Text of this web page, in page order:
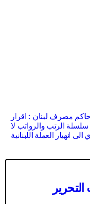
حاكم مصرف لبنان : اقرار
سلسلة الرتب والرواتب لا
الى انهيار العملة اللبنانية